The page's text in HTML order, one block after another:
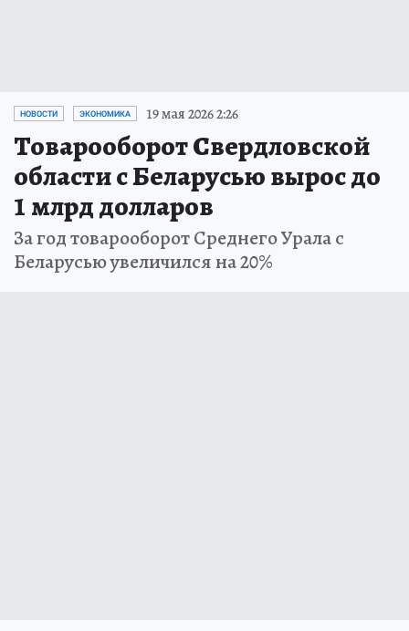
НОВОСТИ ЭКОНОМИКА 19 мая 2026 2:26
Товарооборот Свердловской
области с Беларусью вырос до
1 млрд долларов
За год товарооборот Среднего Урала с
Беларусью увеличился на 20%